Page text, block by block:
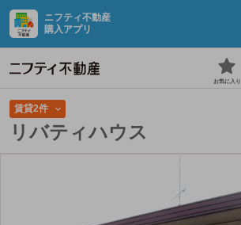
ニフティ不動産
購入アプリ
お気に入り
賃貸2件
リバティハウス